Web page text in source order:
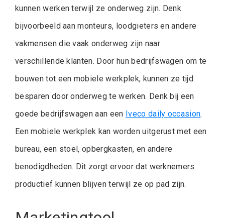
kunnen werken terwijl ze onderweg zijn. Denk
bijvoorbeeld aan monteurs, loodgieters en andere
vakmensen die vaak onderweg zijn naar
verschillende klanten. Door hun bedrijfswagen om te
bouwen tot een mobiele werkplek, kunnen ze tijd
besparen door onderweg te werken. Denk bij een
goede bedrijfswagen aan een Iveco daily occasion.
Een mobiele werkplek kan worden uitgerust met een
bureau, een stoel, opbergkasten, en andere
benodigdheden. Dit zorgt ervoor dat werknemers
productief kunnen blijven terwijl ze op pad zijn.